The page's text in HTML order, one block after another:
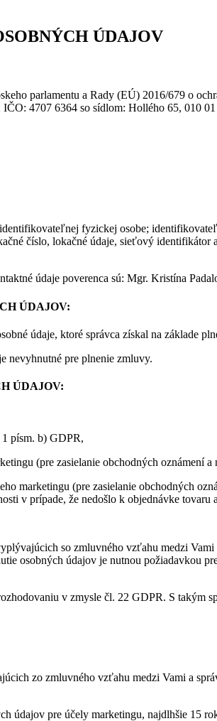
ÚDAJOV
parlamentu a Rady (EÚ) 2016/679 o
4707 6364 so sídlom: Hollého 65, 010
fyzickej osobe;
číslo, lokačné údaje, sieťový
údaje poverenca sú: Mgr. Kristína
ÚDAJOV:
údaje, ktoré správca získal na základe
nevyhnutné pre plnenie zmluvy.
ÚDAJOV:
písm. b) GDPR,
(pre zasielanie obchodných oznámení
marketingu (pre zasielanie obchodných
v prípade, že nedošlo k objednávke tovaru
so zmluvného vzťahu medzi
osobných údajov je nutnou požiadavkou
v zmysle čl. 22 GDPR. S takým
zo zmluvného vzťahu medzi Vami a
údajov pre účely marketingu, najdlhšie 15